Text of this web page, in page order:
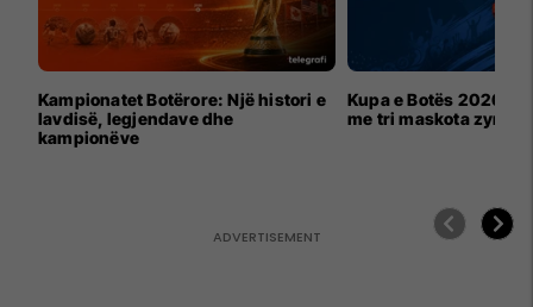
Kampionatet Botërore: Një histori e
lavdisë, legjendave dhe
kampionëve
Kupa e Botës 2026
me tri maskota zyrtare